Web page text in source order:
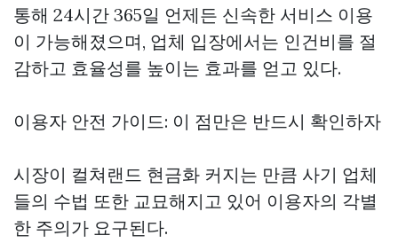
통해 24시간 365일 언제든 신속한 서비스 이용
이 가능해졌으며, 업체 입장에서는 인건비를 절
감하고 효율성를 높이는 효과를 얻고 있다.
이용자 안전 가이드: 이 점만은 반드시 확인하자
시장이 컬쳐랜드 현금화 커지는 만큼 사기 업체
들의 수법 또한 교묘해지고 있어 이용자의 각별
한 주의가 요구된다.